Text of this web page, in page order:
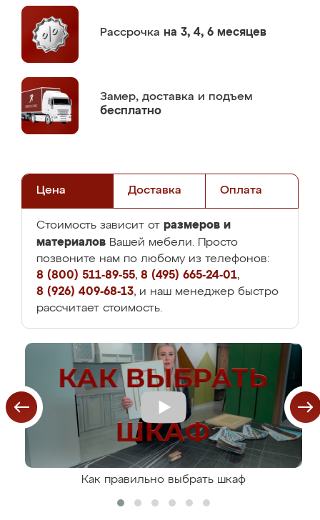
Рассрочка на 3, 4, 6 месяцев
Замер, доставка и подъем
бесплатно
Цена Доставка Оплата
Стоимость зависит от размеров и
материалов Вашей мебели. Просто
позвоните нам по любому из телефонов:
8 (800) 511-89-55, 8 (495) 665-24-01,
8 (926) 409-68-13, и наш менеджер быстро
рассчитает стоимость.
Как правильно выбрать шкаф